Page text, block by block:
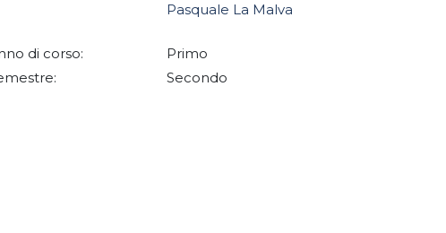
Pasquale La Malva
di corso:
Primo
Secondo